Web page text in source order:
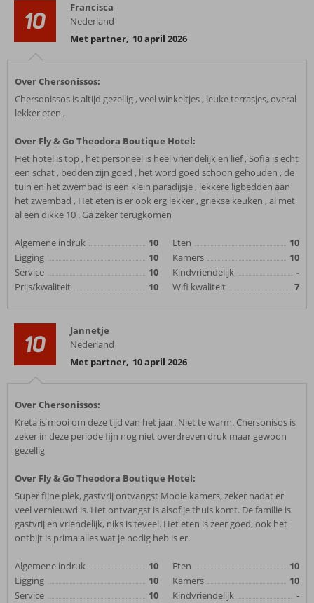
10
Francisca
Nederland
Met partner, 10 april 2026
Over Chersonissos:
Chersonissos is altijd gezellig , veel winkeltjes , leuke terrasjes, overal
lekker eten ,
Over Fly & Go Theodora Boutique Hotel:
Het hotel is top , het personeel is heel vriendelijk en lief , Sofia is echt
een schat , bedden zijn goed , het word goed schoon gehouden , de
tuin en het zwembad is een klein paradijsje , lekkere ligbedden aan
het zwembad , Het eten is er ook erg lekker , griekse keuken , al met
al een dikke 10 . Ga zeker terugkomen
Algemene indruk
10
Ligging
10
Service
10
Prijs/kwaliteit
10
Eten
10
Kamers
10
Kindvriendelijk
-
Wifi kwaliteit
7
10
Jannetje
Nederland
Met partner, 10 april 2026
Over Chersonissos:
Kreta is mooi om deze tijd van het jaar. Niet te warm. Chersonisos is
zeker in deze periode fijn nog niet overdreven druk maar gewoon
gezellig
Over Fly & Go Theodora Boutique Hotel:
Super fijne plek, gastvrij ontvangst Mooie kamers, zeker nadat er
veel vernieuwd is. Het ontvangst is alsof je thuis komt. De familie is
gastvrij en vriendelijk, niks is teveel. Het eten is zeer goed, ook het
ontbijt is prima alles wat je nodig heb is er.
Algemene indruk
10
Ligging
10
Service
10
Eten
10
Kamers
10
Kindvriendelijk
-